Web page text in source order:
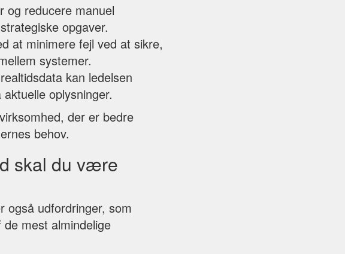
og reducere manuel
opgaver.
at minimere fejl ved at sikre,
systemer.
kan ledelsen
oplysninger.
der er bedre
behov.
skal du være
også udfordringer, som
mest almindelige